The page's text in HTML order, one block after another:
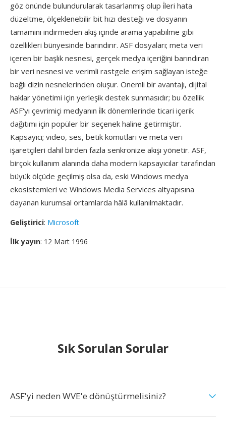
göz önünde bulundurularak tasarlanmış olup i̇leri hata
düzeltme, ölçeklenebilir bit hızı desteği ve dosyanın
tamamını indirmeden akış içinde arama yapabilme gibi
özellikleri bünyesinde barındırır. ASF dosyaları; meta veri
içeren bir başlık nesnesi, gerçek medya içeriğini barındıran
bir veri nesnesi ve verimli rastgele erişim sağlayan isteğe
bağlı dizin nesnelerinden oluşur. Önemli bir avantajı, dijital
haklar yönetimi için yerleşik destek sunmasıdır; bu özellik
ASF'yı çevrimiçi medyanın i̇lk dönemlerinde ticari içerik
dağıtımı için popüler bir seçenek haline getirmiştir.
Kapsayıcı; video, ses, betik komutları ve meta veri
işaretçileri dahil birden fazla senkronize akışı yönetir. ASF,
birçok kullanım alanında daha modern kapsayıcılar tarafından
büyük ölçüde geçilmiş olsa da, eski Windows medya
ekosistemleri ve Windows Media Services altyapısına
dayanan kurumsal ortamlarda hâlâ kullanılmaktadır.
Geliştirici: Microsoft
İlk yayın: 12 Mart 1996
Sık Sorulan Sorular
ASF'yi neden WVE'e dönüştürmelisiniz?